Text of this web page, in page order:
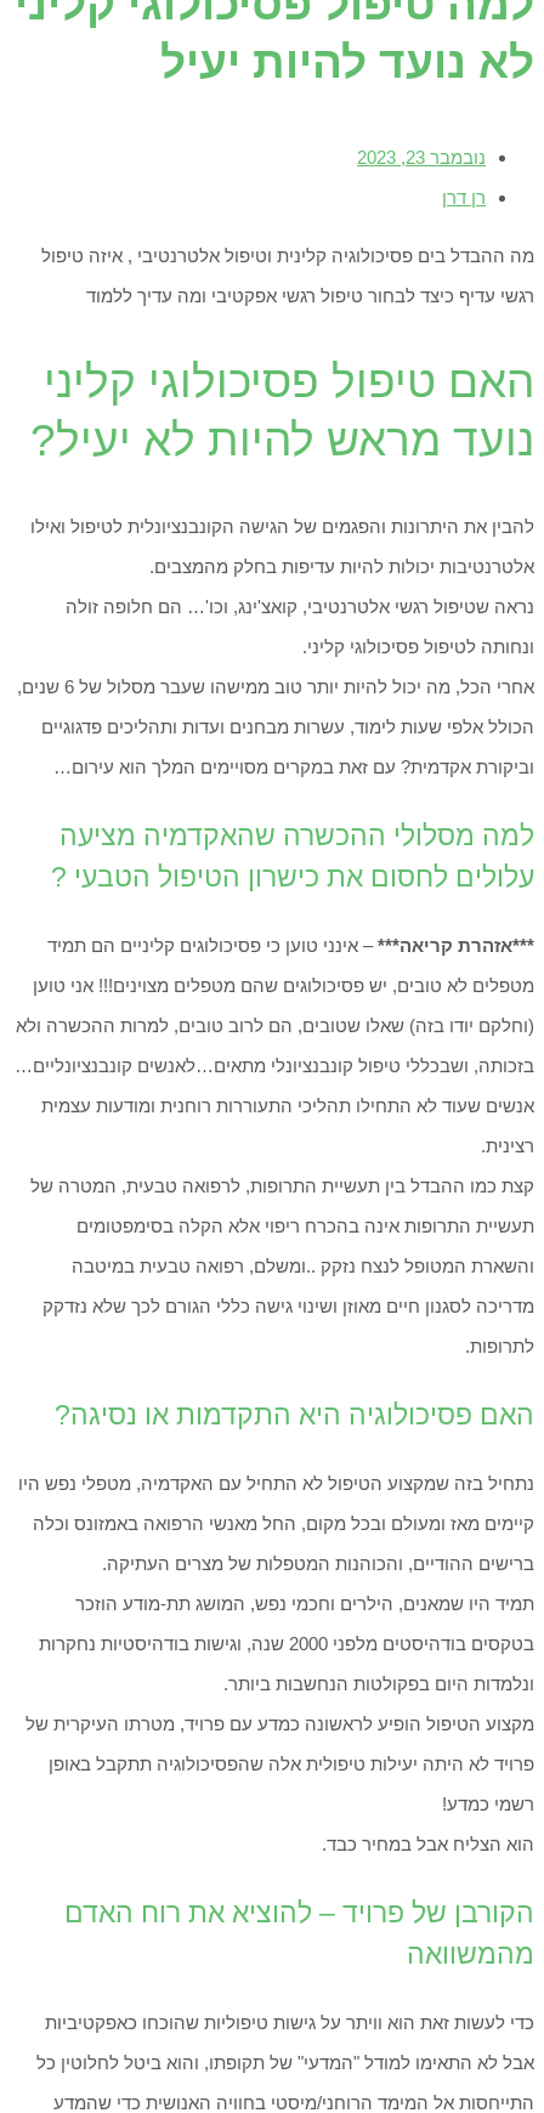
לא נועד להיות יעיל
נובמבר 23, 2023
רן דרן
מה ההבדל בים פסיכולוגיה קלינית וטיפול אלטרנטיבי , איזה טיפול
רגשי עדיף כיצד לבחור טיפול רגשי אפקטיבי ומה עדיך ללמוד
האם טיפול פסיכולוגי קליני
נועד מראש להיות לא יעיל?
להבין את היתרונות והפגמים של הגישה הקונבנציונלית לטיפול ואילו
אלטרנטיבות יכולות להיות עדיפות בחלק מהמצבים.
נראה שטיפול רגשי אלטרנטיבי, קואצ'ינג, וכו'… הם חלופה זולה
ונחותה לטיפול פסיכולוגי קליני.
אחרי הכל, מה יכול להיות יותר טוב ממישהו שעבר מסלול של 6 שנים,
הכולל אלפי שעות לימוד, עשרות מבחנים ועדות ותהליכים פדגוגיים
וביקורת אקדמית? עם זאת במקרים מסויימים המלך הוא עירום…
למה מסלולי ההכשרה שהאקדמיה מציעה
עלולים לחסום את כישרון הטיפול הטבעי ?
***אזהרת קריאה***– אינני טוען כי פסיכולוגים קליניים הם תמיד
מטפלים לא טובים, יש פסיכולוגים שהם מטפלים מצוינים!!! אני טוען
(וחלקם יודו בזה) שאלו שטובים, הם לרוב טובים, למרות ההכשרה ולא
בזכותה, ושבכללי טיפול קונבנציונלי מתאים…לאנשים קונבנציונליים…
אנשים שעוד לא התחילו תהליכי התעוררות רוחנית ומודעות עצמית
רצינית.
קצת כמו ההבדל בין תעשיית התרופות, לרפואה טבעית, המטרה של
תעשיית התרופות אינה בהכרח ריפוי אלא הקלה בסימפטומים
והשארת המטופל לנצח נזקק ..ומשלם, רפואה טבעית במיטבה
מדריכה לסגנון חיים מאוזן ושינוי גישה כללי הגורם לכך שלא נזדקק
לתרופות.
האם פסיכולוגיה היא התקדמות או נסיגה?
נתחיל בזה שמקצוע הטיפול לא התחיל עם האקדמיה, מטפלי נפש היו
קיימים מאז ומעולם ובכל מקום, החל מאנשי הרפואה באמזונס וכלה
ברישים ההודיים, והכוהנות המטפלות של מצרים העתיקה.
תמיד היו שמאנים, הילרים וחכמי נפש, המושג תת-מודע הוזכר
בטקסים בודהיסטים מלפני 2000 שנה, וגישות בודהיסטיות נחקרות
ונלמדות היום בפקולטות הנחשבות ביותר.
מקצוע הטיפול הופיע לראשונה כמדע עם פרויד, מטרתו העיקרית של
פרויד לא היתה יעילות טיפולית אלה שהפסיכולוגיה תתקבל באופן
רשמי כמדע!
הוא הצליח אבל במחיר כבד.
הקורבן של פרויד – להוציא את רוח האדם
מהמשוואה
כדי לעשות זאת הוא וויתר על גישות טיפוליות שהוכחו כאפקטיביות
אבל לא התאימו למודל "המדעי" של תקופתו, והוא ביטל לחלוטין כל
התייחסות אל המימד הרוחני/מיסטי בחוויה האנושית כדי שהמדע